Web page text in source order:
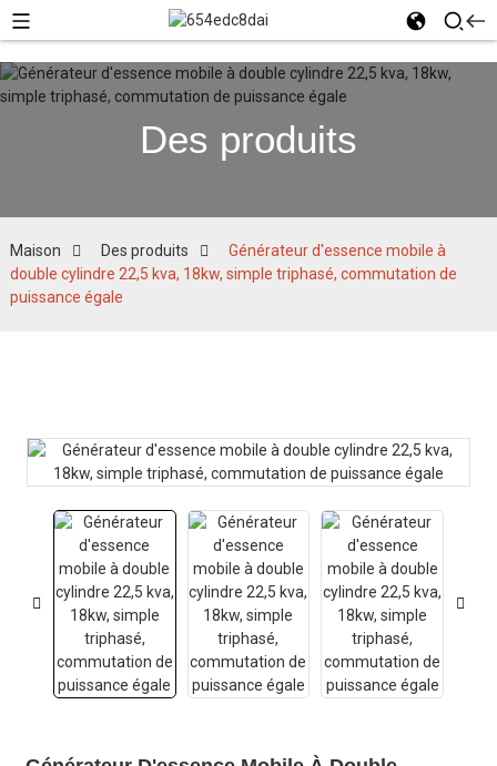
Des produits
Maison Des produits
Générateur d'essence mobile à
double cylindre 22,5 kva, 18kw, simple triphasé, commutation de
puissance égale